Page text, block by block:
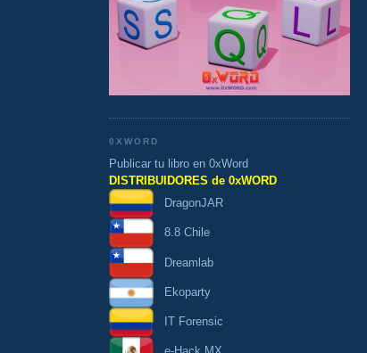
0XWORD
Publicar tu libro en 0xWord
DISTRIBUIDORES de 0xWORD
DragonJAR
8.8 Chile
Dreamlab
Ekoparty
IT Forensic